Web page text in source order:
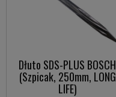
Dłuto SDS-PLUS BOSCH
(Szpicak, 250mm, LONG
LIFE)